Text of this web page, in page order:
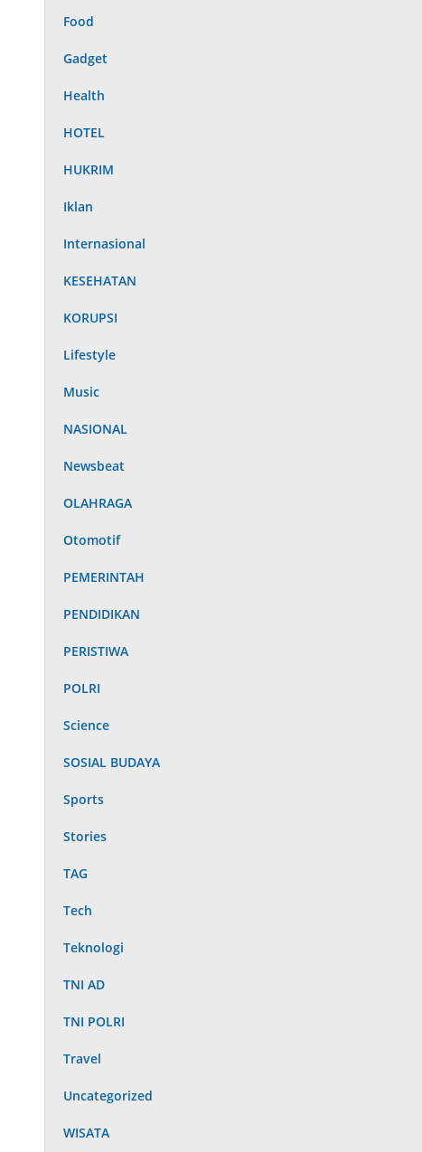
Food
Gadget
Health
HOTEL
HUKRIM
Iklan
Internasional
KESEHATAN
KORUPSI
Lifestyle
Music
NASIONAL
Newsbeat
OLAHRAGA
Otomotif
PEMERINTAH
PENDIDIKAN
PERISTIWA
POLRI
Science
SOSIAL BUDAYA
Sports
Stories
TAG
Tech
Teknologi
TNI AD
TNI POLRI
Travel
Uncategorized
WISATA